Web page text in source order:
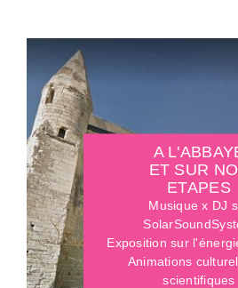
A
ET SUR
ETAPES
Musique x DJ
Exposition sur
Animations
scientifiques